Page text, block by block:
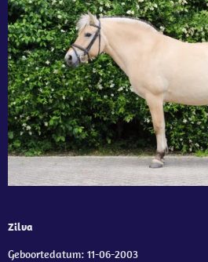
Zilva
Geboortedatum: 11-06-2003